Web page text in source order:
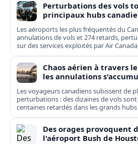
Perturbations des vols
principaux hubs
Les aéroports les plus fréquentés du
annulations de vols et 274 retards,
sur des services exploités par Air
Coastal.
Chaos aérien à travers
les annulations
Les voyageurs canadiens subissent de
perturbations : des dizaines de vols
centaines retardés dans les grands
de Toronto à Kuujjuaq.
Des orages provoquent
l'aéroport Bush de